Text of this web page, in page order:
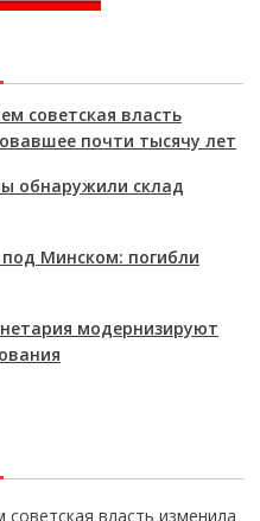
советская власть
почти тысячу лет
обнаружили склад
Минском: погибли
модернизируют
власть изменила